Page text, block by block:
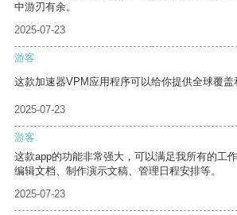
中游刃有余。
2025-07-23
游客
这款加速器VPM应用程序可以给你提供全球覆盖
2025-07-23
游客
这款app的功能非常强大，可以满足我所有的工
编辑文档、制作演示文稿、管理日程安排等。
2025-07-23